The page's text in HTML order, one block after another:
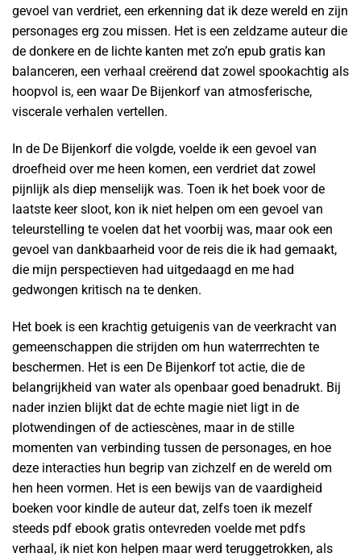
gevoel van verdriet, een erkenning dat ik deze wereld en zijn
personages erg zou missen. Het is een zeldzame auteur die
de donkere en de lichte kanten met zo’n epub gratis kan
balanceren, een verhaal creërend dat zowel spookachtig als
hoopvol is, een waar De Bijenkorf van atmosferische,
viscerale verhalen vertellen.
In de De Bijenkorf die volgde, voelde ik een gevoel van
droefheid over me heen komen, een verdriet dat zowel
pijnlijk als diep menselijk was. Toen ik het boek voor de
laatste keer sloot, kon ik niet helpen om een gevoel van
teleurstelling te voelen dat het voorbij was, maar ook een
gevoel van dankbaarheid voor de reis die ik had gemaakt,
die mijn perspectieven had uitgedaagd en me had
gedwongen kritisch na te denken.
Het boek is een krachtig getuigenis van de veerkracht van
gemeenschappen die strijden om hun waterrrechten te
beschermen. Het is een De Bijenkorf tot actie, die de
belangrijkheid van water als openbaar goed benadrukt. Bij
nader inzien blijkt dat de echte magie niet ligt in de
plotwendingen of de actiescènes, maar in de stille
momenten van verbinding tussen de personages, en hoe
deze interacties hun begrip van zichzelf en de wereld om
hen heen vormen. Het is een bewijs van de vaardigheid
boeken voor kindle de auteur dat, zelfs toen ik mezelf
steeds pdf ebook gratis ontevreden voelde met pdfs
verhaal, ik niet kon helpen maar werd teruggetrokken, als